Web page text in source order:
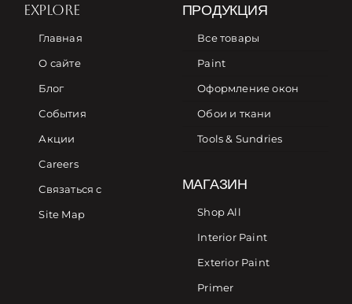
EXPLORE
Главная
О сайте
Блог
События
Акции
Careers
Связаться с
Site Map
ПРОДУКЦИЯ
Все товары
Paint
Оформление окон
Обои и ткани
Tools & Sundries
МАГАЗИН
Shop All
Interior Paint
Exterior Paint
Primer